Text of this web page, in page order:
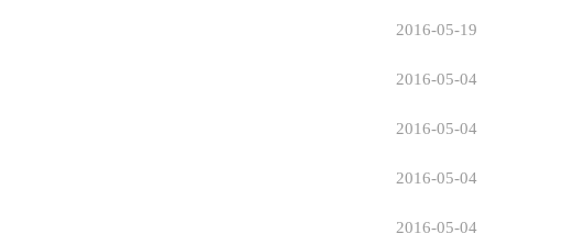
2016-05-19
2016-05-04
2016-05-04
2016-05-04
2016-05-04